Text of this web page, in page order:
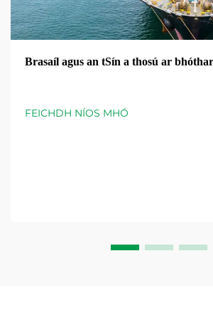
Brasaíl agus an tSín a thosú ar
FEICHDH NÍOS MHÓ